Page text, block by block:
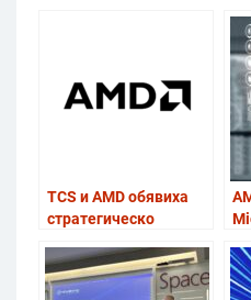
ще се съберат на гала
вечеря на 23ти юни
TCS и AMD обявиха
стратегическо
мащабно
разпространение на